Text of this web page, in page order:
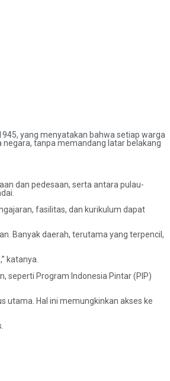
yang menyatakan bahwa setiap warga
tanpa memandang latar belakang
dan pedesaan, serta antara pulau-
fasilitas, dan kurikulum dapat
Banyak daerah, terutama yang terpencil,
katanya.
seperti Program Indonesia Pintar (PIP)
utama. Hal ini memungkinkan akses ke